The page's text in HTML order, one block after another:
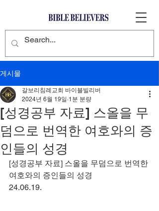
게시물
[성경공부 자료] 스올을 무
덤으로 번역한 여호와의 증
인들의 성경
갈보리침례교회 바이블빌리버
2024년 6월 19일 1분 분량
[성경공부 자료] 스올을 무덤으로 번역한
여호와의 증인들의 성경
24.06.19.